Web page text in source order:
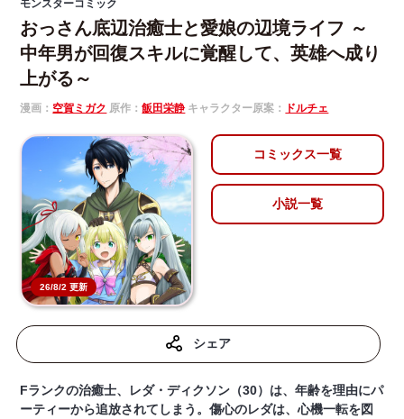
モンスターコミック
おっさん底辺治癒士と愛娘の辺境ライフ ～
中年男が回復スキルに覚醒して、英雄へ成り
上がる～
漫画： 空賀ミガク 原作：飯田栄静キャラクター原案： ドルチェ
26/8/2 更新
コミックス一覧
小説一覧
シェア
Fランクの治癒士、レダ・ディクソン（30）は、年齢を理由にパ
ーティーから追放されてしまう。傷心のレダは、心機一転を図